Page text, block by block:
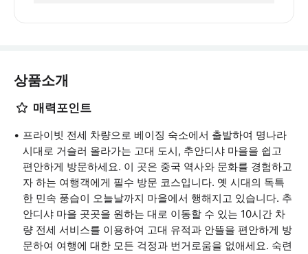
상품소개
매력포인트
프라이빗 전세 차량으로 베이징 숙소에서 출발하여 명나라
시대로 거슬러 올라가는 고대 도시, 추안디샤 마을을 쉽고
편안하게 방문하세요. 이 곳은 중국 역사와 문화를 경험하고
자 하는 여행객에게 필수 방문 코스입니다. 옛 시대의 독특
한 민속 풍습이 오늘날까지 마을에서 행해지고 있습니다. 추
안디샤 마을 곳곳을 원하는 대로 이동할 수 있는 10시간 차
량 전세 서비스를 이용하여 고대 유적과 안뜰을 편안하게 방
문하여 여행에 대한 모든 걱정과 번거로움을 없애세요. 숙련